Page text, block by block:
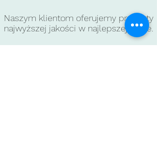
Naszym klientom oferujemy produkty
najwyższej jakości w najlepszej cenie.